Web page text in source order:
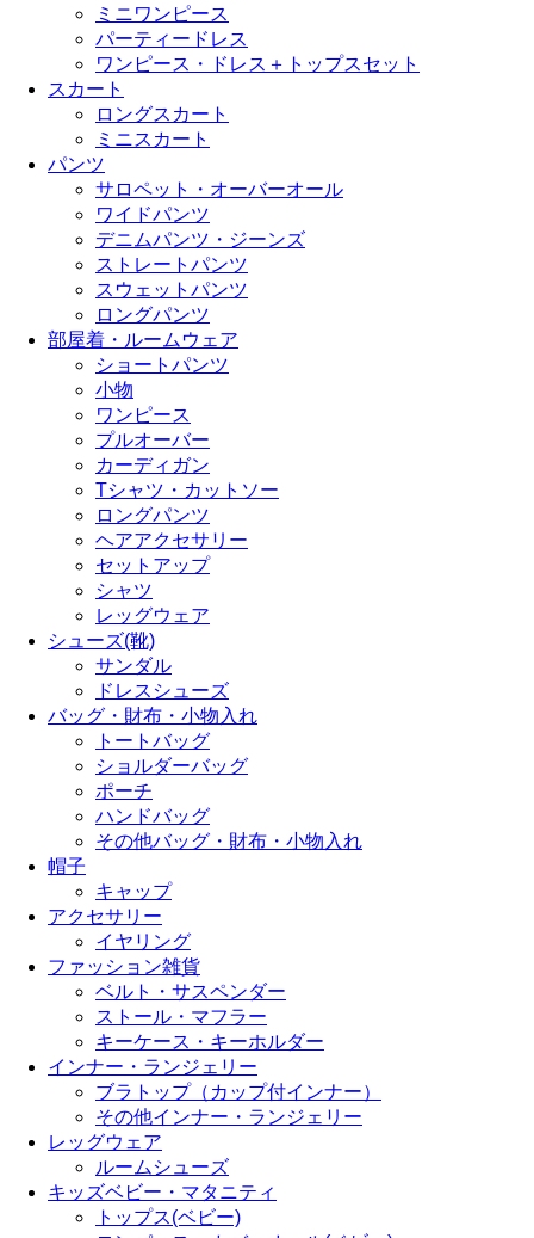
ミニワンピース
パーティードレス
ワンピース・ドレス＋トップスセット
スカート
ロングスカート
ミニスカート
パンツ
サロペット・オーバーオール
ワイドパンツ
デニムパンツ・ジーンズ
ストレートパンツ
スウェットパンツ
ロングパンツ
部屋着・ルームウェア
ショートパンツ
小物
ワンピース
プルオーバー
カーディガン
Tシャツ・カットソー
ロングパンツ
ヘアアクセサリー
セットアップ
シャツ
レッグウェア
シューズ(靴)
サンダル
ドレスシューズ
バッグ・財布・小物入れ
トートバッグ
ショルダーバッグ
ポーチ
ハンドバッグ
その他バッグ・財布・小物入れ
帽子
キャップ
アクセサリー
イヤリング
ファッション雑貨
ベルト・サスペンダー
ストール・マフラー
キーケース・キーホルダー
インナー・ランジェリー
ブラトップ（カップ付インナー）
その他インナー・ランジェリー
レッグウェア
ルームシューズ
キッズベビー・マタニティ
トップス(ベビー)